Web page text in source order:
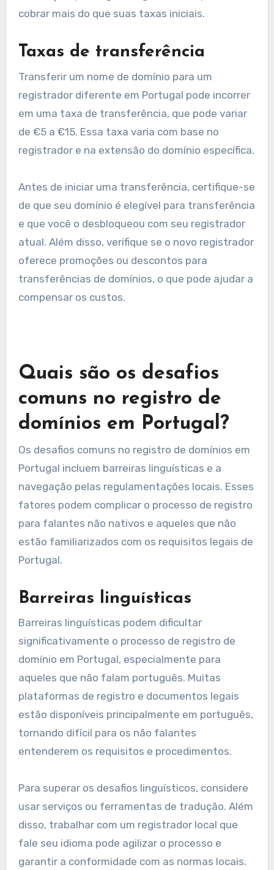
e-mail. Alguns registradores podem oferecer
pode ser uma opção econômica.
Custos de renovação
Os custos de renovação para nomes de domínio
em Portugal geralmente são semelhantes às
taxas de registro iniciais, caindo tipicamente
acompanhar as datas de renovação para evitar
perder seu domínio.
Alguns registradores oferecem opções de
renovação automática, o que pode ajudar a
prevenir lapsos acidentais. No entanto, tenha
cuidado com possíveis aumentos de preços na
Taxas de transferência
Transferir um nome de domínio para um
registrador diferente em Portugal pode incorrer
em uma taxa de transferência, que pode variar
de €5 a €15. Essa taxa varia com base no
registrador e na extensão do domínio específica.
Antes de iniciar uma transferência, certifique-se
de que seu domínio é elegível para transferência
e que você o desbloqueou com seu registrador
atual. Além disso, verifique se o novo registrador
transferências de domínios, o que pode ajudar a
compensar os custos.
Quais são os desafios
comuns no registro de
domínios em Portugal?